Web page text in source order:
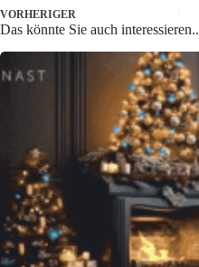
VORHERIGER
Das könnte Sie auch interessieren..